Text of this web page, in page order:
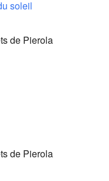
soleil
de Pierola
de Pierola